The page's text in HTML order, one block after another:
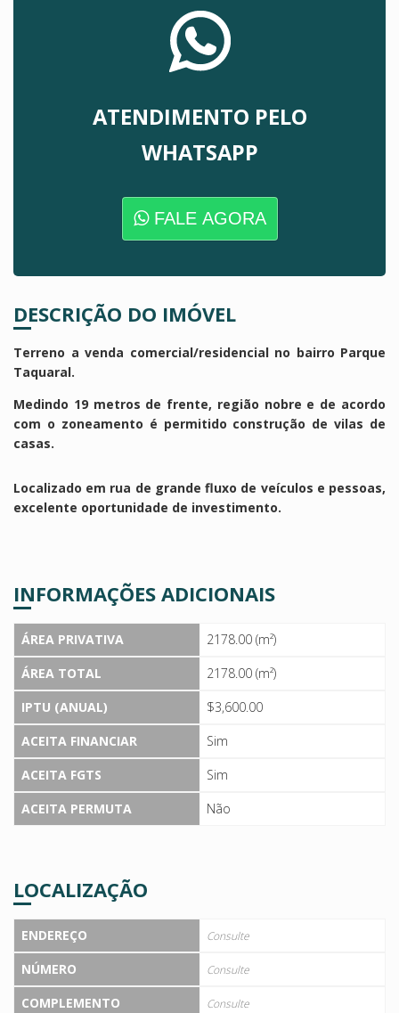
ATENDIMENTO PELO
WHATSAPP
FALE AGORA
DESCRIÇÃO DO IMÓVEL
Terreno a venda comercial/residencial no bairro Parque
Taquaral.
Medindo 19 metros de frente, região nobre e de acordo
com o zoneamento é permitido construção de vilas de
casas.
Localizado em rua de grande fluxo de veículos e pessoas,
excelente oportunidade de investimento.
INFORMAÇÕES ADICIONAIS
ÁREA PRIVATIVA
2178.00 (m²)
ÁREA TOTAL
2178.00 (m²)
IPTU (ANUAL)
$3,600.00
ACEITA FINANCIAR
Sim
ACEITA FGTS
Sim
ACEITA PERMUTA
Não
LOCALIZAÇÃO
ENDEREÇO Consulte
NÚMERO Consulte
COMPLEMENTO Consulte